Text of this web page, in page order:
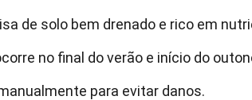
de solo bem drenado e rico em
no final do verão e início do
para evitar danos.